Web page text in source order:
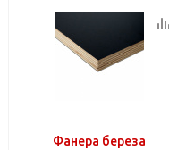
Фанера береза